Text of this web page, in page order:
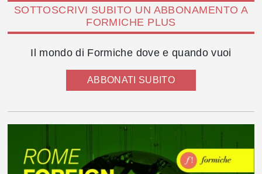
SOTTOSCRIVI SUBITO UN ABBONAMENTO A
FORMICHE PLUS
Il mondo di Formiche dove e quando vuoi
ABBONATI SUBITO